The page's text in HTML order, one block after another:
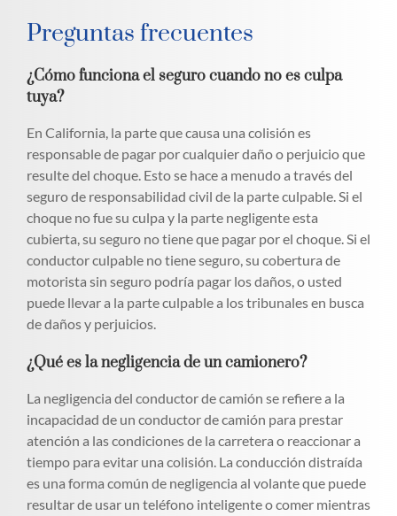
Preguntas frecuentes
¿Cómo funciona el seguro cuando no es culpa
tuya?
En California, la parte que causa una colisión es
responsable de pagar por cualquier daño o perjuicio que
resulte del choque. Esto se hace a menudo a través del
seguro de responsabilidad civil de la parte culpable. Si el
choque no fue su culpa y la parte negligente esta
cubierta, su seguro no tiene que pagar por el choque. Si el
conductor culpable no tiene seguro, su cobertura de
motorista sin seguro podría pagar los daños, o usted
puede llevar a la parte culpable a los tribunales en busca
de daños y perjuicios.
¿Qué es la negligencia de un camionero?
La negligencia del conductor de camión se refiere a la
incapacidad de un conductor de camión para prestar
atención a las condiciones de la carretera o reaccionar a
tiempo para evitar una colisión. La conducción distraída
es una forma común de negligencia al volante que puede
resultar de usar un teléfono inteligente o comer mientras